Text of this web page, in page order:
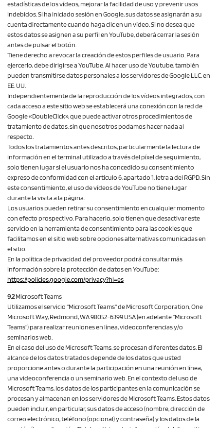
estadísticas de los vídeos, mejorar la facilidad de uso y prevenir usos
indebidos. Si ha iniciado sesión en Google, sus datos se asignarán a su
cuenta directamente cuando haga clic en un vídeo. Si no desea que
estos datos se asignen a su perfil en YouTube, deberá cerrar la sesión
antes de pulsar el botón.
Tiene derecho a revocar la creación de estos perfiles de usuario. Para
ejercerlo, debe dirigirse a YouTube. Al hacer uso de Youtube, también
pueden transmitirse datos personales a los servidores de Google LLC. en
EE. UU.
Independientemente de la reproducción de los vídeos integrados, con
cada acceso a este sitio web se establecerá una conexión con la red de
Google «DoubleClick», que puede activar otros procedimientos de
tratamiento de datos, sin que nosotros podamos hacer nada al
respecto.
Todos los tratamientos antes descritos, particularmente la lectura de
información en el terminal utilizado a través del píxel de seguimiento,
solo tienen lugar si el usuario nos ha concedido su consentimiento
expreso de conformidad con el artículo 6, apartado 1, letra a del RGPD. Sin
este consentimiento, el uso de vídeos de YouTube no tiene lugar
durante la visita a la página.
Los usuarios pueden retirar su consentimiento en cualquier momento
con efecto prospectivo. Para hacerlo, solo tienen que desactivar este
servicio en la herramienta de consentimiento para las cookies que
facilitamos en el sitio web sobre opciones alternativas comunicadas en
el sitio.
En la política de privacidad del proveedor podrá consultar más
información sobre la protección de datos en YouTube:
https://policies.google.com/privacy?hl=es
9.2Microsoft Teams
Utilizamos el servicio "Microsoft Teams" de Microsoft Corporation, One
Microsoft Way, Redmond, WA 98052-6399 USA (en adelante "Microsoft
Teams") para realizar reuniones en línea, videoconferencias y/o
seminarios web.
En el caso del uso de Microsoft Teams, se procesan diferentes datos. El
alcance de los datos tratados depende de los datos que usted
proporcione antes o durante la participación en una reunión en línea,
una videoconferencia o un seminario web. En el contexto del uso de
Microsoft Teams, los datos de los participantes en la comunicación se
procesan y almacenan en los servidores de Microsoft Teams. Estos datos
pueden incluir, en particular, sus datos de acceso (nombre, dirección de
correo electrónico, teléfono (opcional) y contraseña) y los datos de la